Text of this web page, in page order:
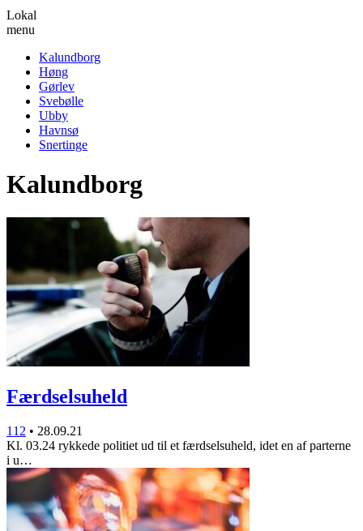
Lokal
menu
Kalundborg
Høng
Gørlev
Svebølle
Ubby
Havnsø
Snertinge
Kalundborg
Færdselsuheld
112 • 28.09.21
Kl. 03.24 rykkede politiet ud til et færdselsuheld, idet en af parterne
i u…